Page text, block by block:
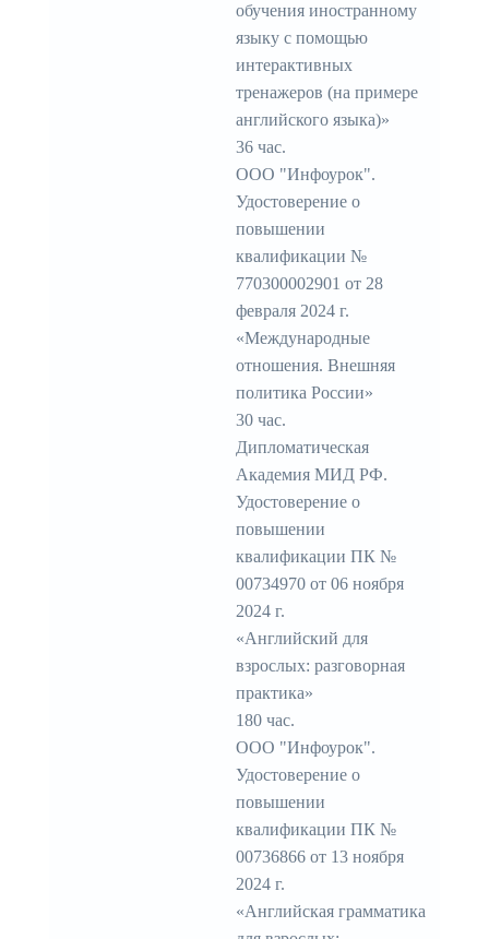
обучения иностранному
языку с помощью
интерактивных
тренажеров (на примере
английского языка)»
36 час.
ООО "Инфоурок".
Удостоверение о
повышении
квалификации №
770300002901 от 28
февраля 2024 г.
«Международные
отношения. Внешняя
политика России»
30 час.
Дипломатическая
Академия МИД РФ.
Удостоверение о
повышении
квалификации ПК №
00734970 от 06 ноября
2024 г.
«Английский для
взрослых: разговорная
практика»
180 час.
ООО "Инфоурок".
Удостоверение о
повышении
квалификации ПК №
00736866 от 13 ноября
2024 г.
«Английская грамматика